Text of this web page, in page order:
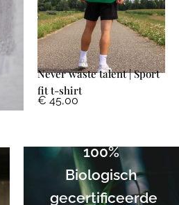
Never waste talent | Sport
fit t-shirt
€ 45,00
100%
Biologisch
gecertificeerde